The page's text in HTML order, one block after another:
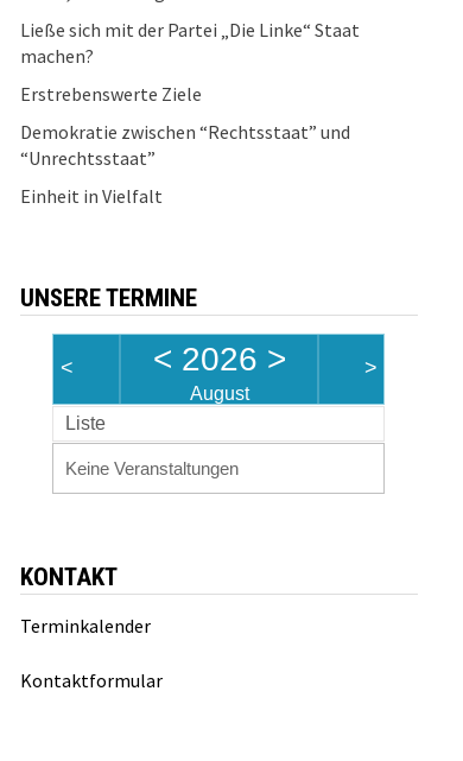
Ließe sich mit der Partei „Die Linke“ Staat
machen?
Erstrebenswerte Ziele
Demokratie zwischen “Rechtsstaat” und
“Unrechtsstaat”
Einheit in Vielfalt
UNSERE TERMINE
< < 2026 >
August
>
Liste
Keine Veranstaltungen
KONTAKT
Terminkalender
Kontaktformular